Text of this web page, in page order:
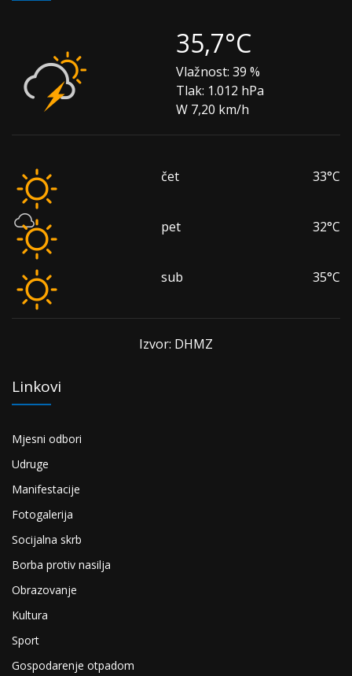
35,7°C
Vlažnost: 39 %
Tlak: 1.012 hPa
W 7,20 km/h
čet 33°C
pet 32°C
sub 35°C
Izvor: DHMZ
Linkovi
Mjesni odbori
Udruge
Manifestacije
Fotogalerija
Socijalna skrb
Borba protiv nasilja
Obrazovanje
Kultura
Sport
Gospodarenje otpadom